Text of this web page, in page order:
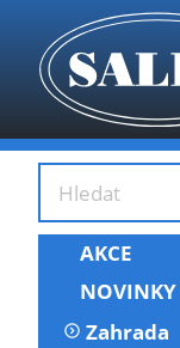
AKCE
NOVINKY
Zahrada